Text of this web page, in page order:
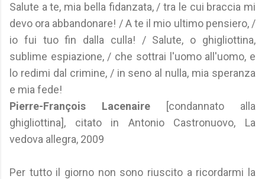
Salute a te, mia bella fidanzata, / tra le cui braccia mi
devo ora abbandonare! / A te il mio ultimo pensiero, /
io fui tuo fin dalla culla! / Salute, o ghigliottina,
sublime espiazione, / che sottrai l'uomo all'uomo, e
lo redimi dal crimine, / in seno al nulla, mia speranza
e mia fede!
Pierre-François Lacenaire [condannato alla
ghigliottina], citato in Antonio Castronuovo, La
vedova allegra, 2009
Per tutto il giorno non sono riuscito a ricordarmi la